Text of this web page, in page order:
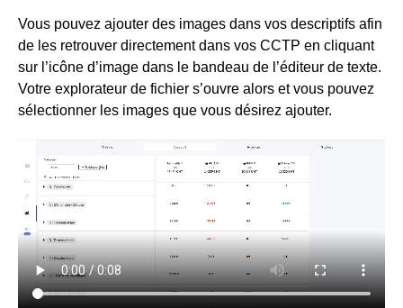
Vous pouvez ajouter des images dans vos descriptifs afin
de les retrouver directement dans vos CCTP en cliquant
sur l’icône d’image dans le bandeau de l’éditeur de texte.
Votre explorateur de fichier s’ouvre alors et vous pouvez
sélectionner les images que vous désirez ajouter.